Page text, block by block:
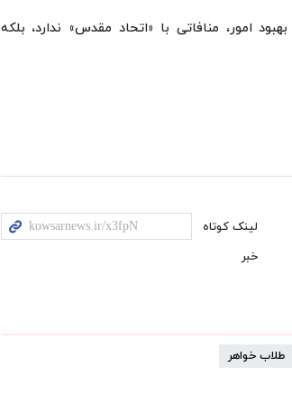
امور، منافاتی با «اتحاد مقدس» ندارد، بلکه
لینک کوتاه
خبر
طلاب خواهر